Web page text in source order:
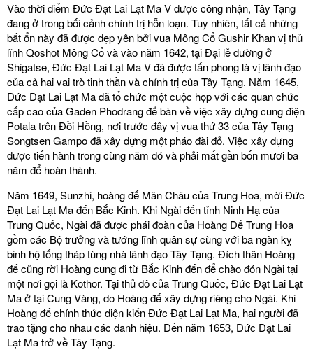
Vào thời điểm Đức Đạt Lai Lạt Ma V được công nhận, Tây Tạng
đang ở trong bối cảnh chính trị hỗn loạn. Tuy nhiên, tất cả những
bất ổn này đã được dẹp yên bởi vua Mông Cổ Gushir Khan vị thủ
lĩnh Qoshot Mông Cổ và vào năm 1642, tại Đại lễ đường ở
Shigatse, Đức Đạt Lai Lạt Ma V đã được tấn phong là vị lãnh đạo
của cả hai vai trò tinh thần và chính trị của Tây Tạng. Năm 1645,
Đức Đạt Lai Lạt Ma đã tổ chức một cuộc họp với các quan chức
cấp cao của Gaden Phodrang để bàn về việc xây dựng cung điện
Potala trên Đồi Hồng, nơi trước đây vị vua thứ 33 của Tây Tạng
Songtsen Gampo đã xây dựng một pháo đài đỏ. Việc xây dựng
được tiến hành trong cùng năm đó và phải mất gần bốn mươi ba
năm để hoàn thành.
Năm 1649, Sunzhi, hoàng đế Mãn Châu của Trung Hoa, mời Đức
Đạt Lai Lạt Ma đến Bắc Kinh. Khi Ngài đến tỉnh Ninh Hạ của
Trung Quốc, Ngài đã được phái đoàn của Hoàng Đế Trung Hoa
gồm các Bộ trưởng và tướng lĩnh quân sự cùng với ba ngàn kỵ
binh hộ tống tháp tùng nhà lãnh đạo Tây Tạng. Đích thân Hoàng
đế cũng rời Hoàng cung đi từ Bắc Kinh đến để chào đón Ngài tại
một nơi gọi là Kothor. Tại thủ đô của Trung Quốc, Đức Đạt Lai Lạt
Ma ở tại Cung Vàng, do Hoàng đế xây dựng riêng cho Ngài. Khi
Hoàng đế chính thức diện kiến Đức Đạt Lai Lạt Ma, hai người đã
trao tặng cho nhau các danh hiệu. Đến năm 1653, Đức Đạt Lai
Lạt Ma trở về Tây Tạng.